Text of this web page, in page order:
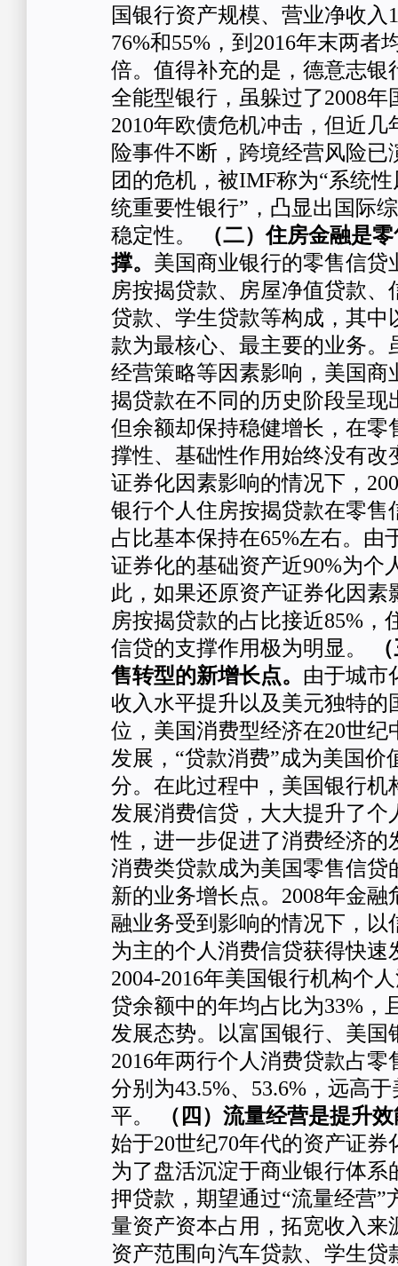
国银行资产规模、营业净收入
76%和55%，到2016年末两者
倍。值得补充的是，德意志银
全能型银行，虽躲过了2008年
2010年欧债危机冲击，但近
险事件不断，跨境经营风险已
团的危机，被IMF称为“系统
统重要性银行”，凸显出国际
稳定性。
（二）住房金融是
撑。 美国商业银行的零售信贷
房按揭贷款、房屋净值贷款、
贷款、学生贷款等构成，其中
款为最核心、最主要的业务。
经营策略等因素影响，美国商
揭贷款在不同的历史阶段呈现
但余额却保持稳健增长，在零
撑性、基础性作用始终没有改
证券化因素影响的情况下，
银行个人住房按揭贷款在零售
占比基本保持在65%左右。由
证券化的基础资产近90%为个
此，如果还原资产证券化因素
房按揭贷款的占比接近85%，
信贷的支撑作用极为明显。
售转型的新增长点。 由于城市
收入水平提升以及美元独特的
位，美国消费型经济在20世纪
发展，“贷款消费”成为美国价
分。在此过程中，美国银行机
发展消费信贷，大大提升了个
性，进一步促进了消费经济的
消费类贷款成为美国零售信贷
新的业务增长点。2008年金
融业务受到影响的情况下，以
为主的个人消费信贷获得快速
2004-2016年美国银行机构个
贷余额中的年均占比为33%，
发展态势。以富国银行、美国
2016年两行个人消费贷款占
分别为43.5%、53.6%，远高
平。
（四）流量经营是提升
始于20世纪70年代的资产证券
为了盘活沉淀于商业银行体系
押贷款，期望通过“流量经营”
量资产资本占用，拓宽收入来
资产范围向汽车贷款、学生贷